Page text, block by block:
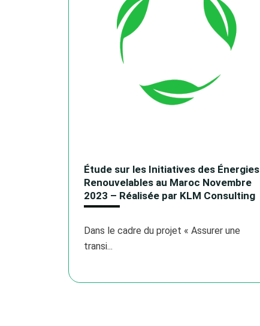
Étude sur les Initiatives des Énergies
Renouvelables au Maroc Novembre
2023 – Réalisée par KLM Consulting
Dans le cadre du projet « Assurer une
transi...